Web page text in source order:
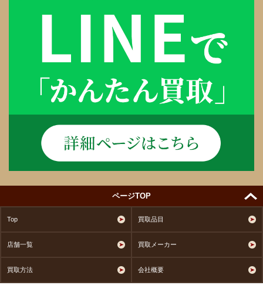
ページTOP
Top 買取品目
店舗一覧 買取メーカー
買取方法 会社概要